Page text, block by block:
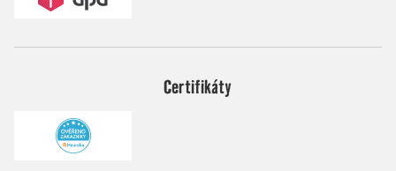
Certifikáty